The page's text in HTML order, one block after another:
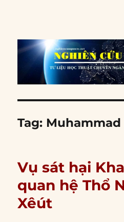
Tag:
Vụ sát hại
quan hệ Thổ
Xêút